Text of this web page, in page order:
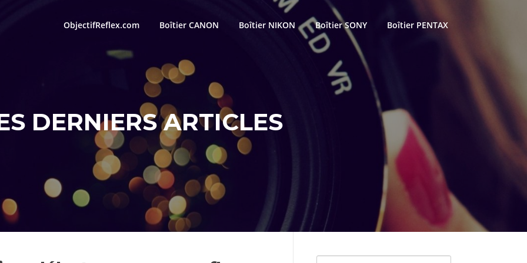
ObjectifReflex.com Boîtier CANON Boîtier NIKON Boîtier SONY Boîtier PENTAX
DERNIERS ARTICLES